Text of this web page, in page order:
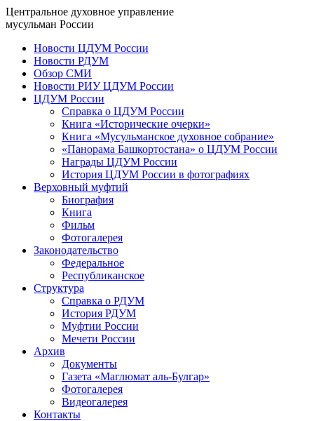
Центральное духовное управление
мусульман России
Новости ЦДУМ России
Новости РДУМ
Обзор СМИ
Новости РИУ ЦДУМ России
ЦДУМ России
Справка о ЦДУМ России
Книга «Исторические очерки»
Книга «Мусульманское духовное собрание»
«Панорама Башкортостана» о ЦДУМ России
Награды ЦДУМ России
История ЦДУМ России в фотографиях
Верховный муфтий
Биография
Книга
Фильм
Фотогалерея
Законодательство
Федеральное
Республиканское
Структура
Справка о РДУМ
История РДУМ
Муфтии России
Мечети России
Архив
Документы
Газета «Маглюмат аль-Булгар»
Фотогалерея
Видеогалерея
Контакты